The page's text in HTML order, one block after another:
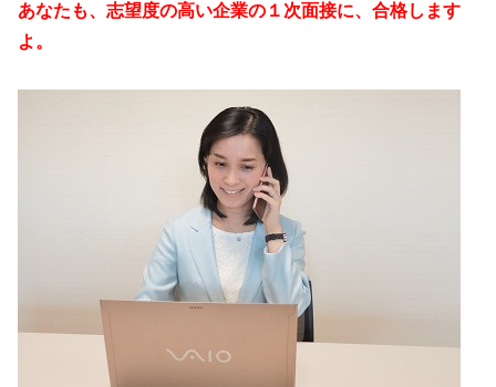
あなたも、志望度の高い企業の１次面接に、合格します
よ。